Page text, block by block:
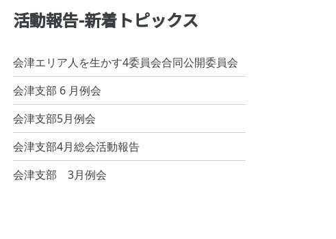
活動報告-新着トピックス
会津エリア人を生かす4委員会合同公開委員会
会津支部 6 月例会
会津支部5月例会
会津支部4月総会活動報告
会津支部 3月例会